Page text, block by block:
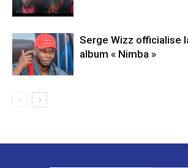
Serge Wizz officialise
album « Nimba »